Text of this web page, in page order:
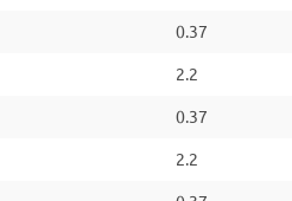
0.37
2.2
0.37
2.2